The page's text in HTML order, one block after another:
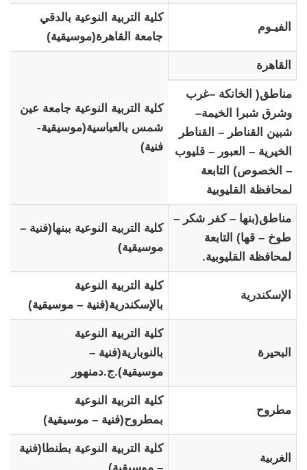
الفيـوم
كلية التربية النوعية بالدقي
جامعة القاهرة(موسيقية)
القاهرة
كلية التربية النوعية جامعة عين
شمس بالعباسية(موسيقية-
فنية)
مناطق( الخانكة –غرب
وشرق شبرا الخيمة–
شبين القناطر – القناطر
الخيرية – العبور – قليوب
– الخصوص) التابعة
لمحافظة القليوبية
مناطق(بنها – كفر شكر –
طوخ – قها) التابعة
لمحافظة القليوبية.
كلية التربية النوعية ببنها(فنية –
موسيقية)
الإسكندرية
كلية التربية النوعية
بالإسكندرية(فنية – موسيقية)
البحيرة
كلية التربية النوعية
بالنوبارية(فنية –
موسيقية).ج.دمنهور
مطروح
كلية التربية النوعية
بمطروح(فنية – موسيقية)
الغربية
كلية التربية النوعية بطنطا(فنية